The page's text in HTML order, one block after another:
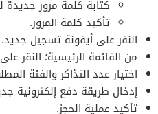
كتابة كلمة مرور جديدة
تأكيد كلمة المرور.
النقر على أيقونة تسجيل جديد.
من القائمة الرئيسية؛ النقر
اختيار عدد التذاكر والفئة
إدخال طريقة دفع إلكترونية
تأكيد عملية الحجز.